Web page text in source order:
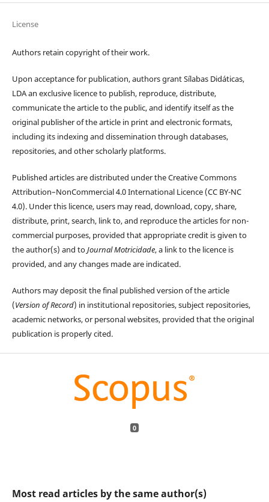
License
Authors retain copyright of their work.
Upon acceptance for publication, authors grant Sílabas Didáticas,
LDA an exclusive licence to publish, reproduce, distribute,
communicate the article to the public, and identify itself as the
original publisher of the article in print and electronic formats,
including its indexing and dissemination through databases,
repositories, and other scholarly platforms.
Published articles are distributed under the Creative Commons
Attribution–NonCommercial 4.0 International Licence (CC BY-NC
4.0). Under this licence, users may read, download, copy, share,
distribute, print, search, link to, and reproduce the articles for non-
commercial purposes, provided that appropriate credit is given to
the author(s) and toJournal Motricidade, a link to the licence is
provided, and any changes made are indicated.
Authors may deposit the final published version of the article
(Version of Record) in institutional repositories, subject repositories,
academic networks, or personal websites, provided that the original
publication is properly cited.
0
Most read articles by the same author(s)